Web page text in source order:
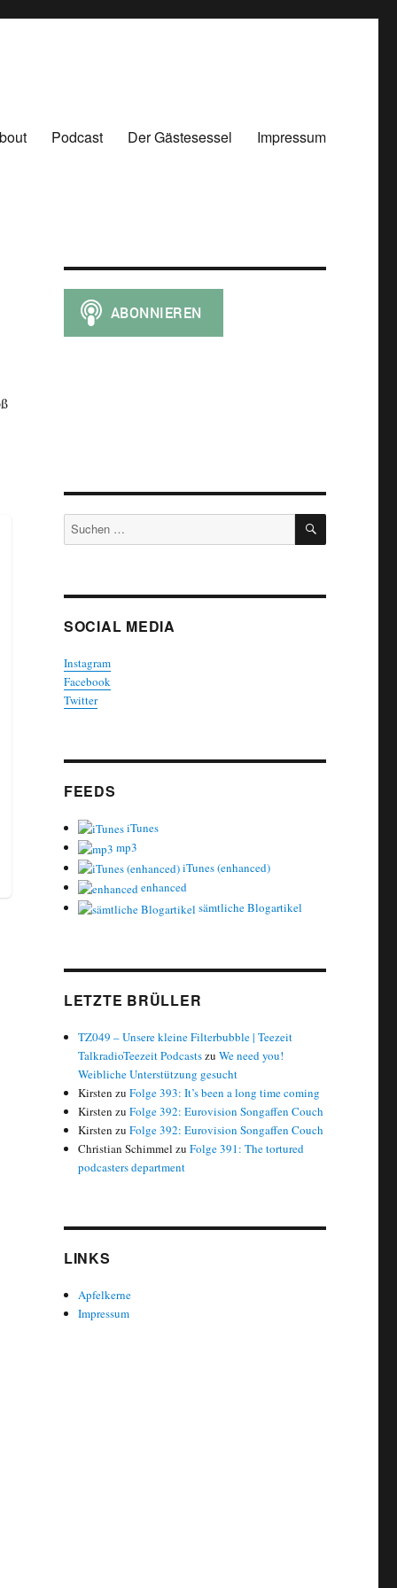
Podcast Der Gästesessel Impressum
Suchen
nach:
SUCHEN
SOCIAL MEDIA
Instagram
Facebook
Twitter
FEEDS
iTunes
mp3
iTunes (enhanced)
enhanced
sämtliche Blogartikel
LETZTE BRÜLLER
TZ049 – Unsere kleine Filterbubble | Teezeit
TalkradioTeezeit PodcastszuWe need you!
Weibliche Unterstützung gesucht
Kirsten zuFolge 393: It’s been a long time coming
Kirsten zuFolge 392: Eurovision Songaffen Couch
Kirsten zuFolge 392: Eurovision Songaffen Couch
Christian Schimmel zuFolge 391: The tortured
podcasters department
LINKS
Apfelkerne
Impressum